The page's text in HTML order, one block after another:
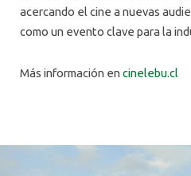
acercando el cine a nuevas
como un evento clave para la
Más información en cinelebu.cl